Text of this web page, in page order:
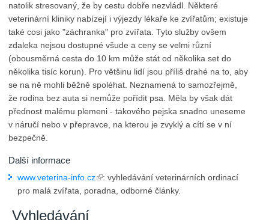
natolik stresovaný, že by cestu dobře nezvládl. Některé
veterinární kliniky nabízejí i výjezdy lékaře ke zvířatům; existuje
také cosi jako "záchranka" pro zvířata. Tyto služby ovšem
zdaleka nejsou dostupné všude a ceny se velmi různí
(obousměrná cesta do 10 km může stát od několika set do
několika tisíc korun). Pro většinu lidí jsou příliš drahé na to, aby
se na ně mohli běžně spoléhat. Neznamená to samozřejmě,
že rodina bez auta si nemůže pořídit psa. Měla by však dát
přednost malému plemeni - takového pejska snadno uneseme
v náručí nebo v přepravce, na kterou je zvyklý a cítí se v ní
bezpečně.
Další informace
www.veterina-info.cz
: vyhledávání veterinárních ordinací
pro malá zvířata, poradna, odborné články.
Vyhledávání